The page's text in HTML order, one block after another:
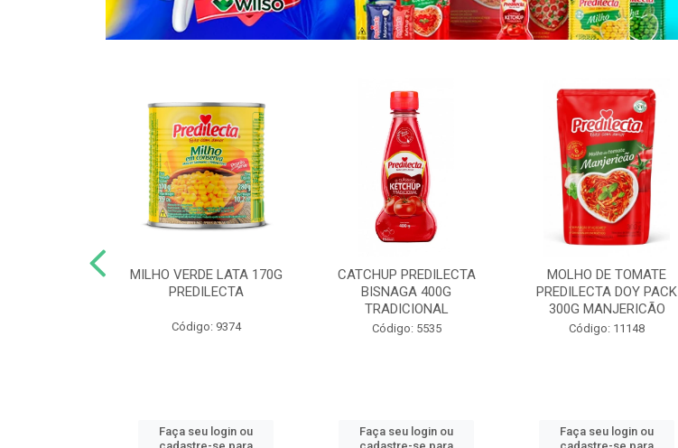
MILHO VERDE LATA 170G
PREDILECTA
Código: 9374
Faça seu login ou
CATCHUP PREDILECTA
BISNAGA 400G
TRADICIONAL
Código: 5535
Faça seu login ou
MOLHO DE TOMATE
PREDILECTA DOY PACK
300G MANJERICÃO
Código: 11148
Faça seu login ou